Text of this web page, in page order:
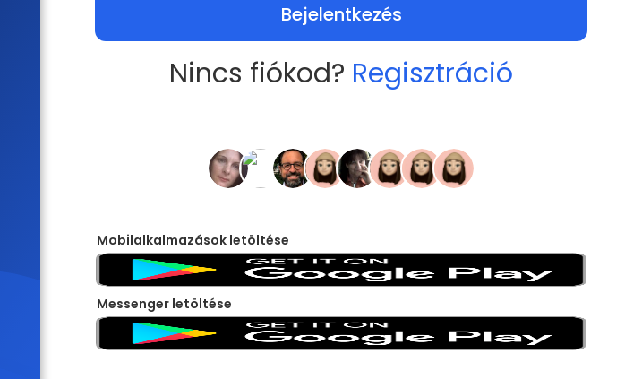
Bejelentkezés
Nincs fiókod? Regisztráció
Mobilalkalmazások letöltése
Messenger letöltése